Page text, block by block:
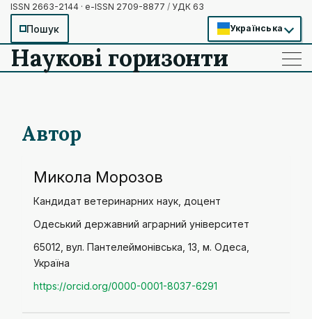
ISSN 2663-2144 · e-ISSN 2709-8877 / УДК 63
Пошук Українська
Наукові горизонти ——
——
——
Автор
Микола Морозов
Кандидат ветеринарних наук, доцент
Одеський державний аграрний університет
65012, вул. Пантелеймонівська, 13, м. Одеса,
Україна
https://orcid.org/0000-0001-8037-6291